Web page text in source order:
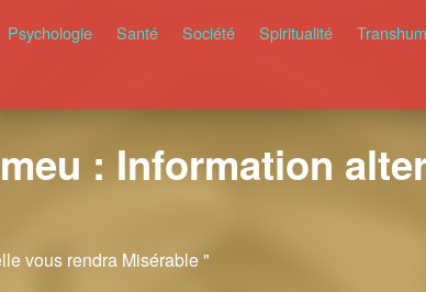
Psychologie Santé Société Spiritualité
: Information
vous rendra Misérable "